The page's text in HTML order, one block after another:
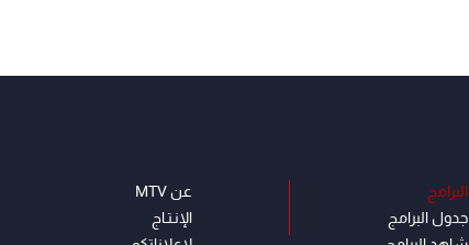
البرامج
جدول البرامج
عن MTV
الإنـتـاج